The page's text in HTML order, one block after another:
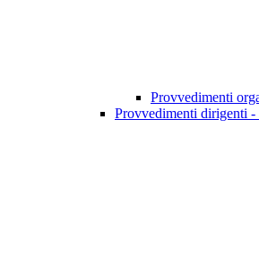
Provvedimenti
Provvedimenti dirigenti -